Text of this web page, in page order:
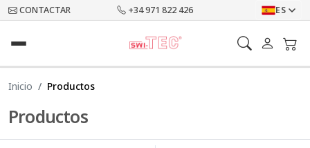
CONTACTAR +34 971 822 426 ES
Inicio Productos
Productos